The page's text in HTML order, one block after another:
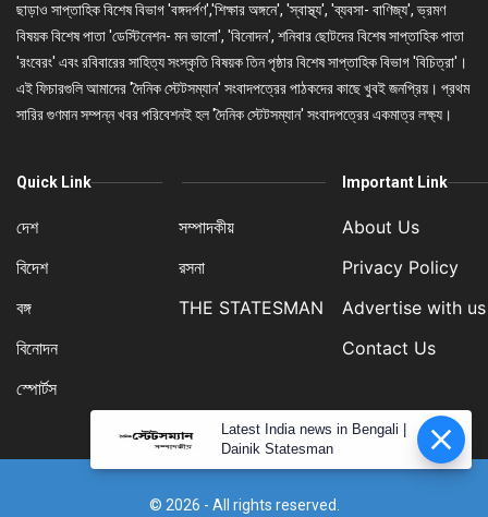
ছাড়াও সাপ্তাহিক বিশেষ বিভাগ 'বঙ্গদর্পণ','শিক্ষার অঙ্গনে', 'স্বাস্থ্য', 'ব্যবসা- বাণিজ্য', ভ্রমণ
বিষয়ক বিশেষ পাতা 'ডেস্টিনেশন- মন ভালো', 'বিনোদন', শনিবার ছোটদের বিশেষ সাপ্তাহিক পাতা
'রংবেরং' এবং রবিবারের সাহিত্য সংস্কৃতি বিষয়ক তিন পৃষ্ঠার বিশেষ সাপ্তাহিক বিভাগ 'বিচিত্রা'।
এই ফিচারগুলি আমাদের 'দৈনিক স্টেটসম্যান' সংবাদপত্রের পাঠকদের কাছে খুবই জনপ্রিয়। প্রথম
সারির গুণমান সম্পন্ন খবর পরিবেশনই হল 'দৈনিক স্টেটসম্যান' সংবাদপত্রের একমাত্র লক্ষ্য।
Quick Link
দেশ
বিদেশ
বঙ্গ
বিনোদন
স্পোর্টস
সম্পাদকীয়
রসনা
THE STATESMAN
Important Link
About Us
Privacy Policy
Advertise with us
Contact Us
© 2026 - All rights reserved.
Latest India news in Bengali |
Dainik Statesman